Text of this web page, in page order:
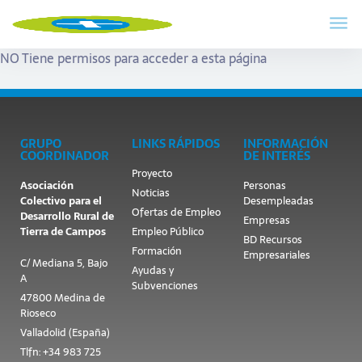
NO Tiene permisos para acceder a esta página
GRUPO
COORDINADOR
Asociación
Colectivo para el
Desarrollo Rural de
Tierra de Campos
C/ Mediana 5, Bajo
A
47800 Medina de
Rioseco
Valladolid (España)
Tlfn: +34 983 725
LINKS RÁPIDOS
Proyecto
Noticias
Ofertas de Empleo
Empleo Público
Formación
Ayudas y
Subvenciones
INFORMACIÓN
DE INTERÉS
Personas
Desempleadas
Empresas
BD Recursos
Empresariales